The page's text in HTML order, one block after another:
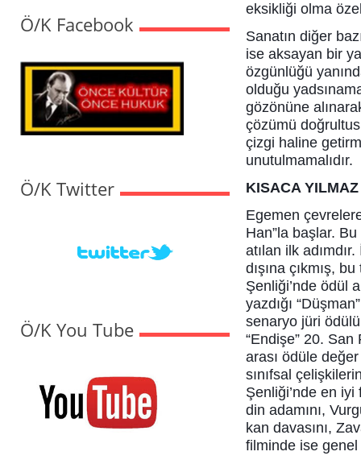
Ö/K Facebook
Ö/K Twitter
Ö/K You Tube
eksikliği olma
Sanatın diğer
ise aksayan bir
özgünlüğü
olduğu
gözönüne
çözümü
çizgi haline
unutulmamalıdır.
KISACA
Egemen
Han”la başlar.
atılan ilk
dışına çıkmış,
Şenliği’nde ödül
yazdığı
senaryo jüri
“Endişe” 20.
arası ödüle
sınıfsal
Şenliği’nde en iyi
din adamını,
kan davasını,
filminde ise genel